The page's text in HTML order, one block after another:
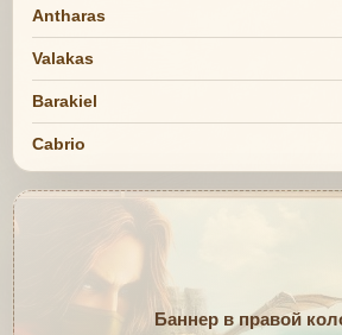
Antharas
Valakas
Barakiel
Cabrio
Баннер в правой